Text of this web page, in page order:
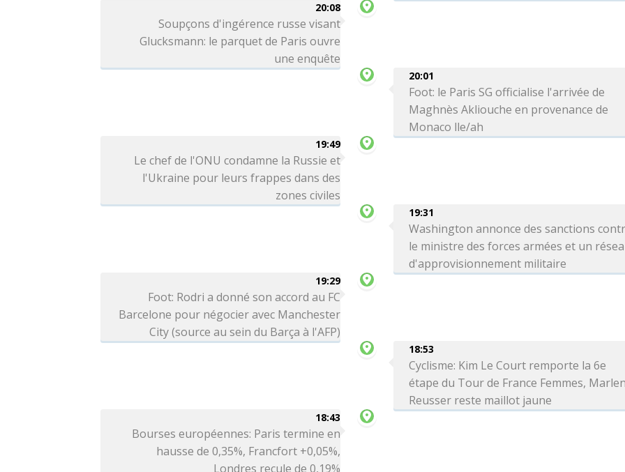
20:08
Soupçons d'ingérence russe visant
Glucksmann: le parquet de Paris ouvre
une enquête
20:01
Foot: le Paris SG officialise l'arrivée de
Maghnès Akliouche en provenance de
Monaco lle/ah
19:49
Le chef de l'ONU condamne la Russie et
l'Ukraine pour leurs frappes dans des
zones civiles
19:31
Washington annonce des sanctions
le ministre des forces armées et un
d'approvisionnement militaire
19:29
Foot: Rodri a donné son accord au FC
Barcelone pour négocier avec Manchester
City (source au sein du Barça à l'AFP)
18:53
Cyclisme: Kim Le Court remporte la 6e
étape du Tour de France Femmes,
Reusser reste maillot jaune
18:43
Bourses européennes: Paris termine en
hausse de 0,35%, Francfort +0,05%,
Londres recule de 0,19%